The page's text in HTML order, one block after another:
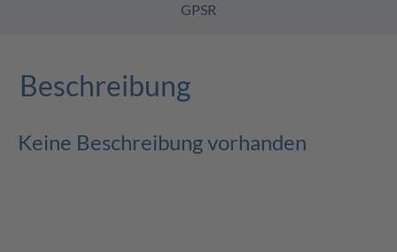
GPSR
Beschreibung
Keine Beschreibung vorhanden